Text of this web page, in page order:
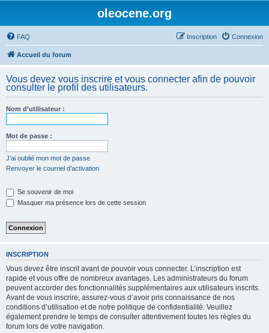
oleocene.org
FAQ Connexion
Inscription
Accueil du forum
Vous devez vous inscrire et vous connecter afin de pouvoir
consulter le profil des utilisateurs.
Nom d’utilisateur :
Mot de passe :
J’ai oublié mon mot de passe
Renvoyer le courriel d’activation
Se souvenir de moi
Masquer ma présence lors de cette session
INSCRIPTION
Vous devez être inscrit avant de pouvoir vous connecter. L’inscription est
rapide et vous offre de nombreux avantages. Les administrateurs du forum
peuvent accorder des fonctionnalités supplémentaires aux utilisateurs inscrits.
Avant de vous inscrire, assurez-vous d’avoir pris connaissance de nos
conditions d’utilisation et de notre politique de confidentialité. Veuillez
également prendre le temps de consulter attentivement toutes les règles du
forum lors de votre navigation.